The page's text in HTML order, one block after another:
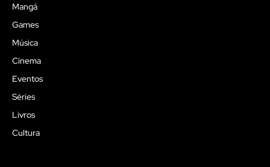
Mangá
Games
Música
Cinema
Eventos
Séries
Livros
Cultura